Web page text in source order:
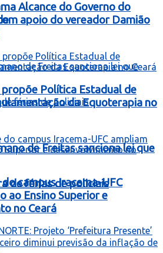
de Freitas sanciona lei que
de férias de policiais
Alcance do Governo do
apoio do vereador Damião
propõe Política Estadual de
da Equoterapia no
campus Iracema-UFC
ao Ensino Superior e
no Ceará